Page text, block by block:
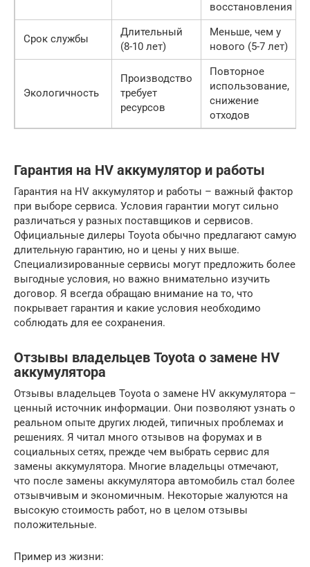
восстановления
Срок службы
Длительный
(8-10 лет)
Меньше, чем у
нового (5-7 лет)
Экологичность
Производство
требует
ресурсов
Повторное
использование,
снижение
отходов
Гарантия на HV аккумулятор и работы
Гарантия на HV аккумулятор и работы – важный фактор
при выборе сервиса. Условия гарантии могут сильно
различаться у разных поставщиков и сервисов.
Официальные дилеры Toyota обычно предлагают самую
длительную гарантию, но и цены у них выше.
Специализированные сервисы могут предложить более
выгодные условия, но важно внимательно изучить
договор. Я всегда обращаю внимание на то, что
покрывает гарантия и какие условия необходимо
соблюдать для ее сохранения.
Отзывы владельцев Toyota о замене HV
аккумулятора
Отзывы владельцев Toyota о замене HV аккумулятора –
ценный источник информации. Они позволяют узнать о
реальном опыте других людей, типичных проблемах и
решениях. Я читал много отзывов на форумах и в
социальных сетях, прежде чем выбрать сервис для
замены аккумулятора. Многие владельцы отмечают,
что после замены аккумулятора автомобиль стал более
отзывчивым и экономичным. Некоторые жалуются на
высокую стоимость работ, но в целом отзывы
положительные.
Пример из жизни: